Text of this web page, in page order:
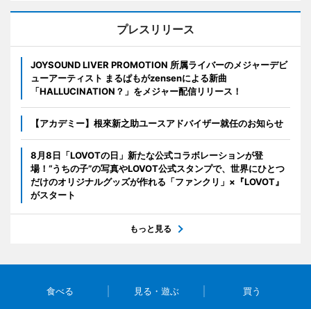
プレスリリース
JOYSOUND LIVER PROMOTION 所属ライバーのメジャーデビ
ューアーティスト まるぱもがzensenによる新曲
「HALLUCINATION？」をメジャー配信リリース！
【アカデミー】根來新之助ユースアドバイザー就任のお知らせ
8月8日「LOVOTの日」新たな公式コラボレーションが登
場！“うちの子”の写真やLOVOT公式スタンプで、世界にひとつ
だけのオリジナルグッズが作れる「ファンクリ」×『LOVOT』
がスタート
もっと見る
食べる 見る・遊ぶ 買う